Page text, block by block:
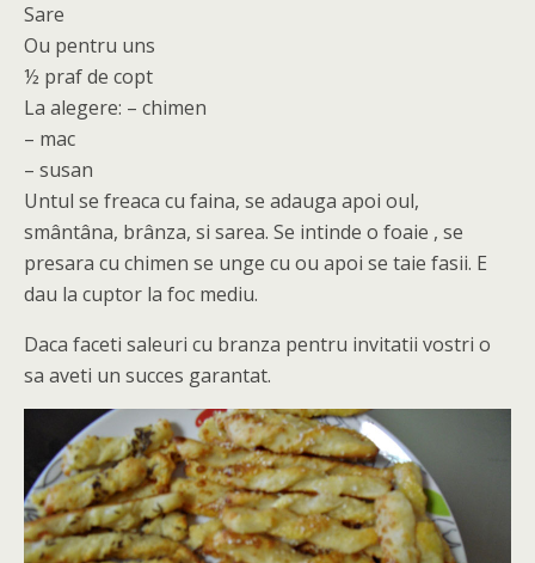
Sare
Ou pentru uns
½ praf de copt
La alegere: – chimen
– mac
– susan
Untul se freaca cu faina, se adauga apoi oul,
smântâna, brânza, si sarea. Se intinde o foaie , se
presara cu chimen se unge cu ou apoi se taie fasii. E
dau la cuptor la foc mediu.
Daca faceti saleuri cu branza pentru invitatii vostri o
sa aveti un succes garantat.